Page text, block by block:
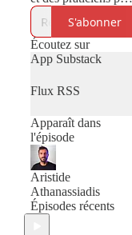
mieux comprendre
métabolisme de nos
villes et comment
réduire leur impact
environnemental
d’une manière
systémique, juste et
podcast est produit
par Aristide
Athanassiadis
membre et co-
fondateur de
Metabolism of
S'abonner
Écoutez sur
App Substack
Flux RSS
Apparaît dans
l'épisode
Aristide
Athanassiadis
Épisodes récents